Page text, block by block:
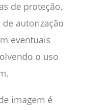
de proteção,
autorização
eventuais
o uso
imagem é